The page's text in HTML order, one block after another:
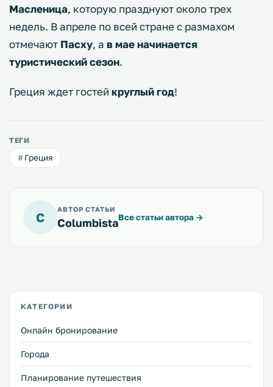
Масленица, которую празднуют около трех
недель. В апреле по всей стране с размахом
отмечают Пасху, а в мае начинается
туристический сезон.
Греция ждет гостей круглый год!
ТЕГИ
Греция
C
АВТОР СТАТЬИ
ColumbistaВсе статьи автора →
КАТЕГОРИИ
Онлайн бронирование
Города
Планирование путешествия